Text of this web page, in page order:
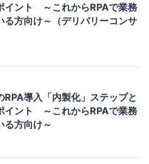
イント ～これからRPAで業務
る方向け～（デリバリーコンサ
RPA導入「内製化」ステップと
イント ～これからRPAで業務
る方向け～